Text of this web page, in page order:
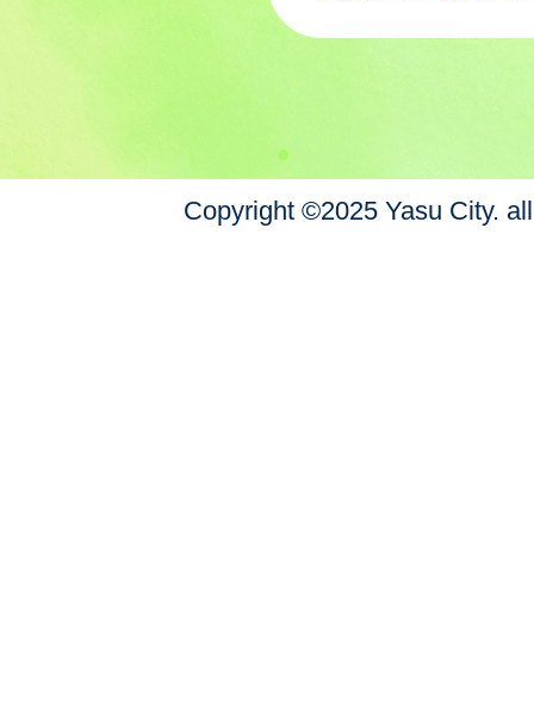
Copyright ©2025 Yasu City.